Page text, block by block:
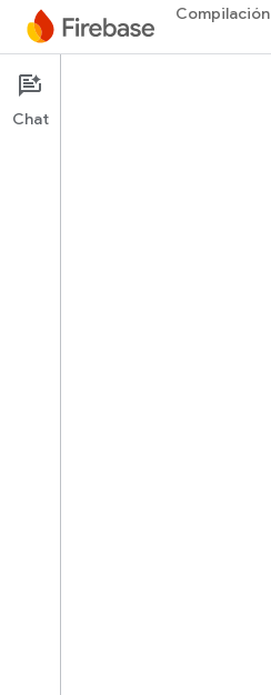
Compilación
Documentation
Descripción general
Chat